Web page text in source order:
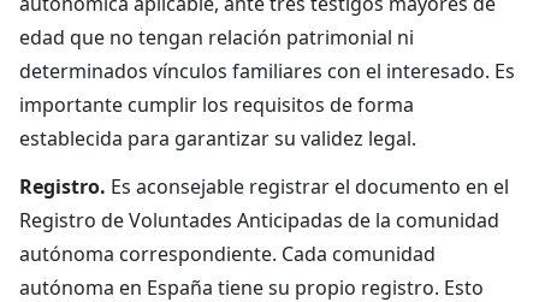
edad que no tengan relación patrimonial ni
determinados vínculos familiares con el interesado. Es
importante cumplir los requisitos de forma
establecida para garantizar su validez legal.
Registro. Es aconsejable registrar el documento en el
Registro de Voluntades Anticipadas de la comunidad
autónoma correspondiente. Cada comunidad
autónoma en España tiene su propio registro. Esto